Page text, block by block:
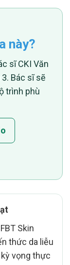
này?
sĩ CKI Văn
Bác sĩ sẽ
trình phù
Skin
thức da liễu
vọng thực